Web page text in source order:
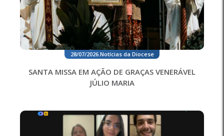
28/07/2026. Notícias da Diocese
SANTA MISSA EM AÇÃO DE GRAÇAS VENERÁVEL
JÚLIO MARIA